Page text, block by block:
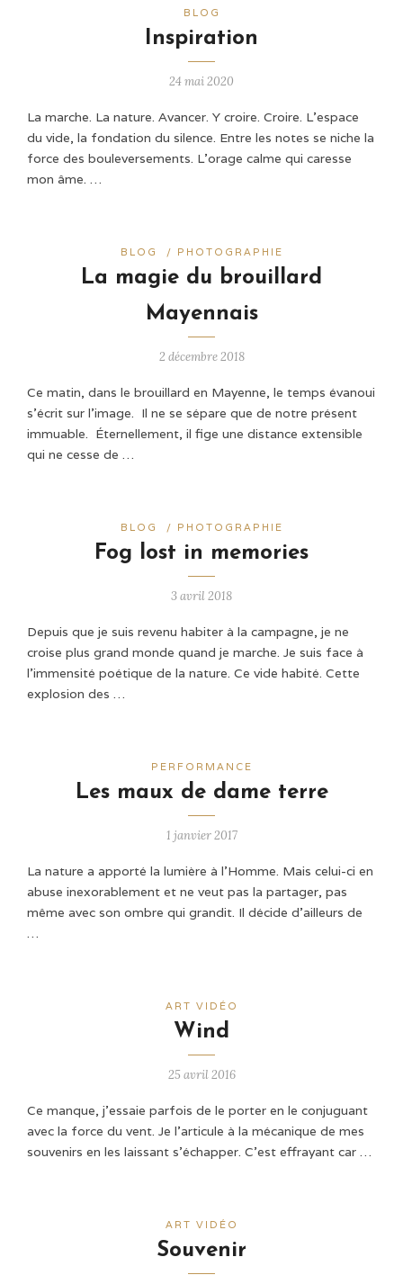
BLOG
Inspiration
24 mai 2020
La marche. La nature. Avancer. Y croire. Croire. L’espace
du vide, la fondation du silence. Entre les notes se niche la
force des bouleversements. L’orage calme qui caresse
mon âme. …
BLOG / PHOTOGRAPHIE
La magie du brouillard
Mayennais
2 décembre 2018
Ce matin, dans le brouillard en Mayenne, le temps évanoui
s’écrit sur l’image. Il ne se sépare que de notre présent
immuable. Éternellement, il fige une distance extensible
qui ne cesse de …
BLOG / PHOTOGRAPHIE
Fog lost in memories
3 avril 2018
Depuis que je suis revenu habiter à la campagne, je ne
croise plus grand monde quand je marche. Je suis face à
l'immensité poétique de la nature. Ce vide habité. Cette
explosion des …
PERFORMANCE
Les maux de dame terre
1 janvier 2017
La nature a apporté la lumière à l’Homme. Mais celui-ci en
abuse inexorablement et ne veut pas la partager, pas
même avec son ombre qui grandit. Il décide d'ailleurs de
…
ART VIDÉO
Wind
25 avril 2016
Ce manque, j’essaie parfois de le porter en le conjuguant
avec la force du vent. Je l’articule à la mécanique de mes
souvenirs en les laissant s’échapper. C’est effrayant car …
ART VIDÉO
Souvenir